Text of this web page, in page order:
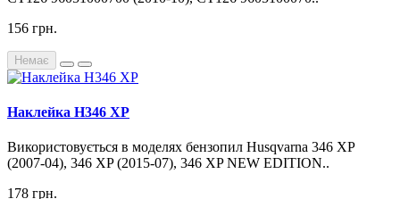
156 грн.
Немає
Наклейка H346 XP
Використовується в моделях бензопил Husqvarna 346 XP
(2007-04), 346 XP (2015-07), 346 XP NEW EDITION..
178 грн.